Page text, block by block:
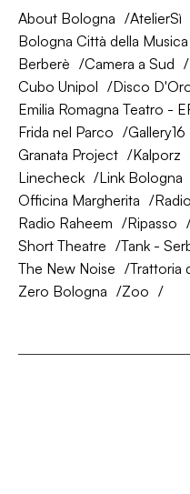
About Bologna AtelierSì
Bologna Città della
Berberè
Camera a Sud
Cubo Unipol
Disco
Emilia Romagna Teatro -
Frida nel Parco
Gallery16
Granata Project
Kalporz
Linecheck
Link Bologna
Officina Margherita
Radio Raheem
Ripasso
Short Theatre
Tank -
The New Noise
Trattoria
Zero Bologna
Zoo